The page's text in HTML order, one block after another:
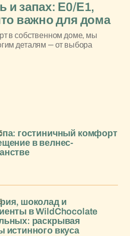
и запах: Е0/Е1,
важно для дома
в собственном доме, мы
деталям — от выбора
гостиничный комфорт
в велнес-
шоколад и
в WildChocolate
раскрывая
истинного вкуса